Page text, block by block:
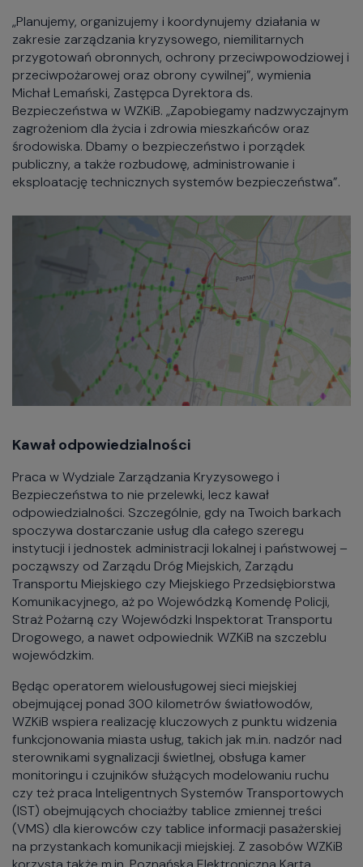
„Planujemy, organizujemy i koordynujemy działania w
zakresie zarządzania kryzysowego, niemilitarnych
przygotowań obronnych, ochrony przeciwpowodziowej i
przeciwpożarowej oraz obrony cywilnej”, wymienia
Michał Lemański, Zastępca Dyrektora ds.
Bezpieczeństwa w WZKiB. „Zapobiegamy nadzwyczajnym
zagrożeniom dla życia i zdrowia mieszkańców oraz
środowiska. Dbamy o bezpieczeństwo i porządek
publiczny, a także rozbudowę, administrowanie i
eksploatację technicznych systemów bezpieczeństwa”.
Kawał odpowiedzialności
Praca w Wydziale Zarządzania Kryzysowego i
Bezpieczeństwa to nie przelewki, lecz kawał
odpowiedzialności. Szczególnie, gdy na Twoich barkach
spoczywa dostarczanie usług dla całego szeregu
instytucji i jednostek administracji lokalnej i państwowej –
począwszy od Zarządu Dróg Miejskich, Zarządu
Transportu Miejskiego czy Miejskiego Przedsiębiorstwa
Komunikacyjnego, aż po Wojewódzką Komendę Policji,
Straż Pożarną czy Wojewódzki Inspektorat Transportu
Drogowego, a nawet odpowiednik WZKiB na szczeblu
wojewódzkim.
Będąc operatorem wielousługowej sieci miejskiej
obejmującej ponad 300 kilometrów światłowodów,
WZKiB wspiera realizację kluczowych z punktu widzenia
funkcjonowania miasta usług, takich jak m.in. nadzór nad
sterownikami sygnalizacji świetlnej, obsługa kamer
monitoringu i czujników służących modelowaniu ruchu
czy też praca Inteligentnych Systemów Transportowych
(IST) obejmujących chociażby tablice zmiennej treści
(VMS) dla kierowców czy tablice informacji pasażerskiej
na przystankach komunikacji miejskiej. Z zasobów WZKiB